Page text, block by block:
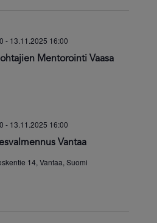
Mentorointi Vaasa
- 13.11.2025 16:00
Vantaa
- 13.11.2025 16:00
14, Vantaa, Suomi